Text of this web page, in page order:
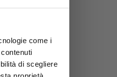
come i
di scegliere